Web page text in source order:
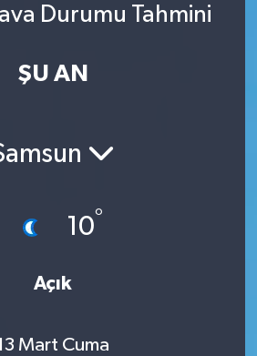
Durumu Tahmini
ŞU AN
10°
Açık
Mart Cuma